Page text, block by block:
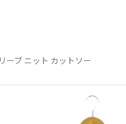
ーブ ニット カットソー